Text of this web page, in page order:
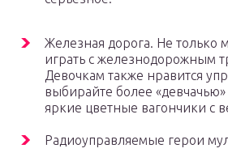
Железная дорога. Не только
играть с железнодорожным
Девочкам также нравится
выбирайте более
яркие цветные вагончики с
Радиоуправляемые герои